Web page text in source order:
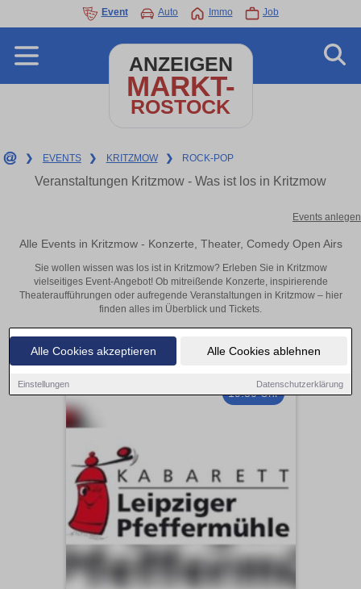
Alle Cookies akzeptieren Alle Cookies ablehnen
Einstellungen Datenschutzerklärung
Event Auto Immo Job
ANZEIGEN
MARKT-
ROSTOCK
❯ EVENTS ❯ KRITZMOW ❯ ROCK-POP
Veranstaltungen Kritzmow - Was ist los in Kritzmow
Events anlegen
Alle Events in Kritzmow - Konzerte, Theater, Comedy Open Airs
Sie wollen wissen was los ist in Kritzmow? Erleben Sie in Kritzmow
vielseitiges Event-Angebot! Ob mitreißende Konzerte, inspirierende
Theateraufführungen oder aufregende Veranstaltungen in Kritzmow – hier
finden alles im Überblick und Tickets.
19:30 Uhr